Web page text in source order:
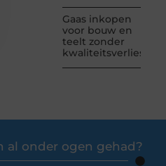
Gaas inkopen
voor bouw en
teelt zonder
kwaliteitsverlies
al onder ogen gehad?